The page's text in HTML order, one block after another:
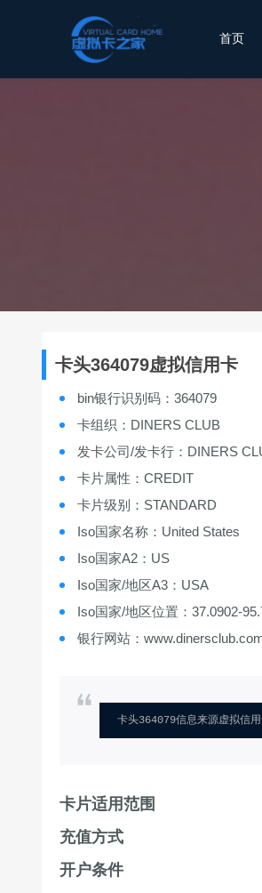
首页
卡头364079虚拟信用卡
bin银行识别码：364079
卡组织：DINERS CLUB
发卡公司/发卡行：DINERS
卡片属性：CREDIT
卡片级别：STANDARD
Iso国家名称：United States
Iso国家A2：US
Iso国家/地区A3：USA
Iso国家/地区位置：37.0902-
银行网站：
卡头364079信息来源虚拟信
卡片适用范围
充值方式
开户条件